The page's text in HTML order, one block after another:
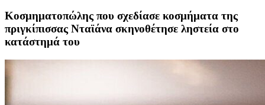
Κοσμηματοπώλης που σχεδίασε κοσμήματα της
πριγκίπισσας Νταϊάνα σκηνοθέτησε ληστεία στο
κατάστημά του